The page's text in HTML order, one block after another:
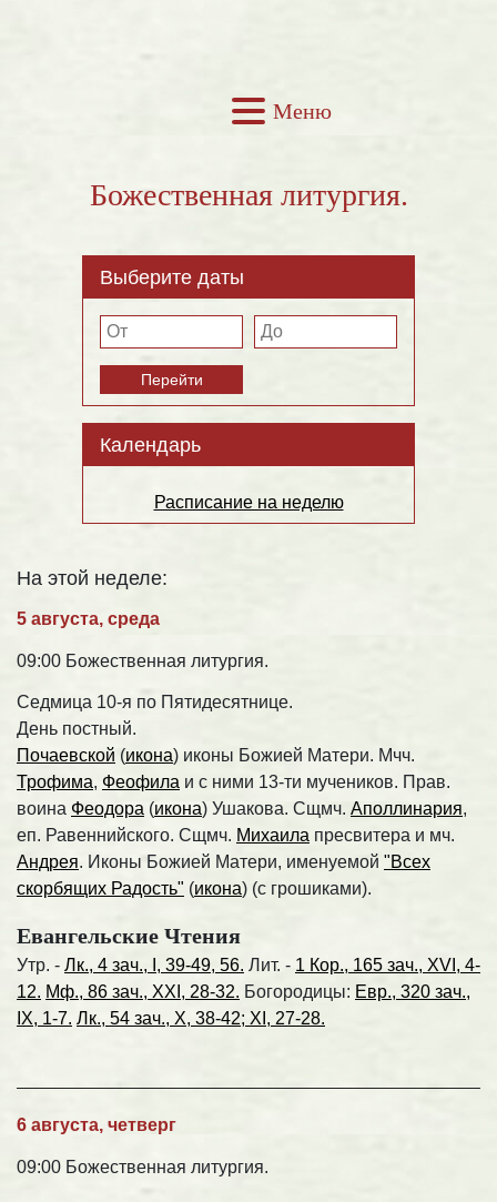
Меню
Божественная литургия.
Выберите даты
Перейти
Календарь
Расписание на неделю
На этой неделе:
5 августа, среда
09:00 Божественная литургия.
Седмица 10-я по Пятидесятнице.
День постный.
Почаевской (икона) иконы Божией Матери. Мчч.
Трофима, Феофила и с ними 13-ти мучеников. Прав.
воина Феодора (икона) Ушакова. Сщмч. Аполлинария,
еп. Равеннийского. Сщмч. Михаила пресвитера и мч.
Андрея. Иконы Божией Матери, именуемой "Всех
скорбящих Радость" (икона) (с грошиками).
Евангельские Чтения
Утр. - Лк., 4 зач., I, 39-49, 56. Лит. - 1 Кор., 165 зач., XVI, 4-
12. Мф., 86 зач., XXI, 28-32. Богородицы: Евр., 320 зач.,
IX, 1-7. Лк., 54 зач., X, 38-42; XI, 27-28.
6 августа, четверг
09:00 Божественная литургия.